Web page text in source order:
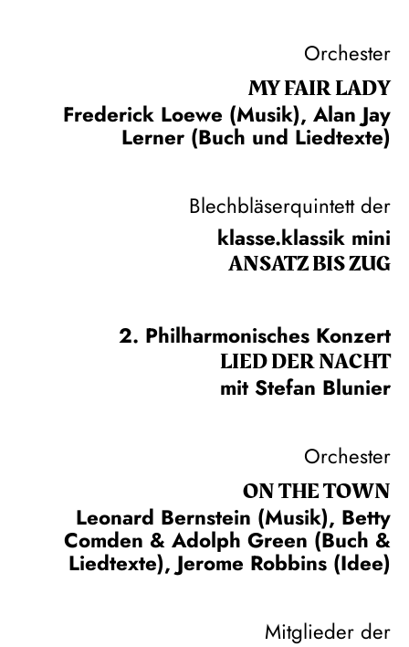
Orchester
MY FAIR LADY
Frederick Loewe (Musik), Alan Jay
Lerner (Buch und Liedtexte)
Blechbläserquintett der
klasse.klassik mini
ANSATZ BIS ZUG
2. Philharmonisches Konzert
LIED DER NACHT
mit Stefan Blunier
Orchester
ON THE TOWN
Leonard Bernstein (Musik), Betty
Comden & Adolph Green (Buch &
Liedtexte), Jerome Robbins (Idee)
Mitglieder der